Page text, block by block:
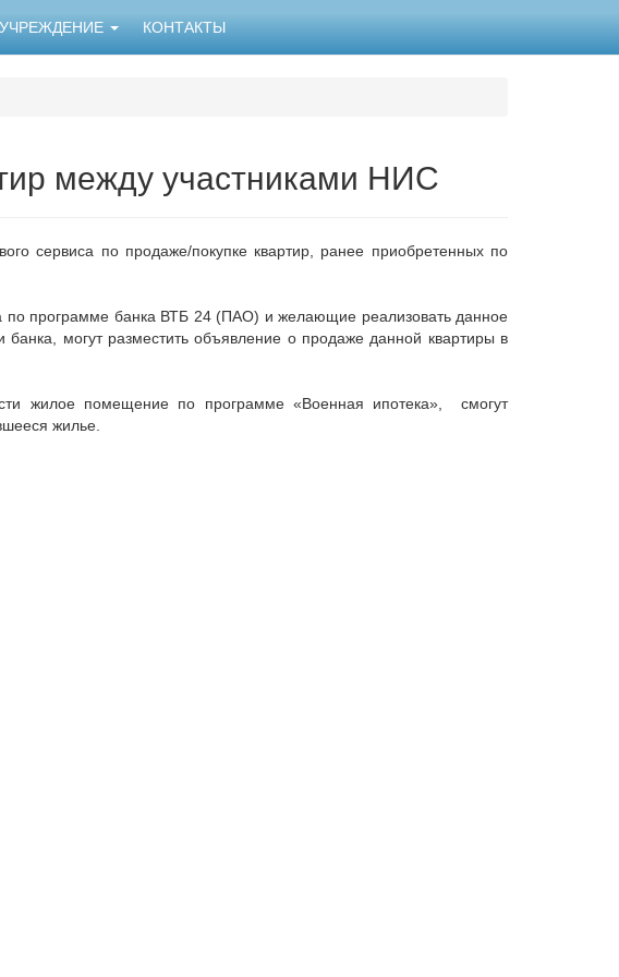
УЧРЕЖДЕНИЕ КОНТАКТЫ
между участниками НИС
сервиса по продаже/покупке квартир, ранее приобретенных по
по программе банка ВТБ 24 (ПАО) и желающие реализовать данное
могут разместить объявление о продаже данной квартиры в
жилое помещение по программе «Военная ипотека», смогут
жилье.